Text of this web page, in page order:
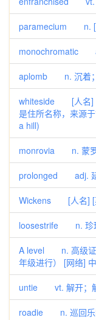
paramecium n. [
monochromatic
aplomb n. 沉着；
whiteside [人名] [
是住所名称，来源
a hill)
monrovia n. 蒙罗
prolonged adj. 延
Wickens [人名] [
loosestrife n. 珍
A level n. 高级证
年级进行） [网络]
untie vt. 解开；解
roadie n. 巡回乐